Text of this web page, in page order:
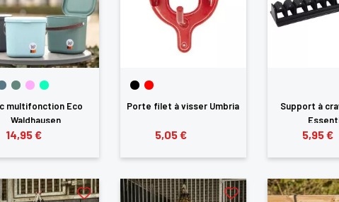
multifonction Eco
Waldhausen
14,95 €
Porte filet à visser Umbria
5,05 €
Support à
5,95 €